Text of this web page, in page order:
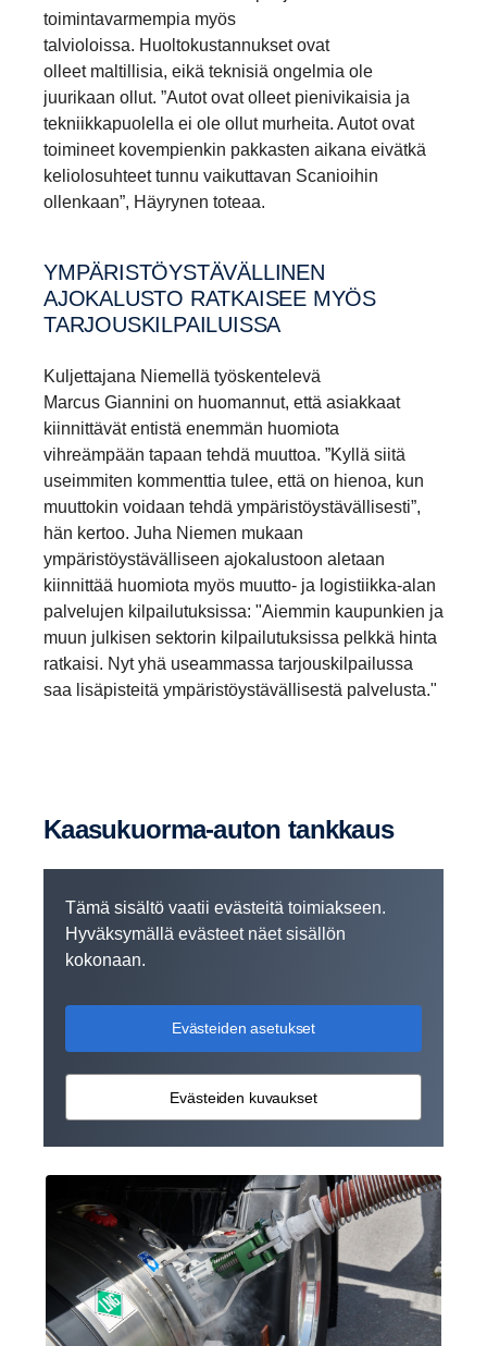
toimintavarmempia myös
talvioloissa. Huoltokustannukset ovat
olleet maltillisia, eikä teknisiä ongelmia ole
juurikaan ollut. ”Autot ovat olleet pienivikaisia ja
tekniikkapuolella ei ole ollut murheita. Autot ovat
toimineet kovempienkin pakkasten aikana eivätkä
keliolosuhteet tunnu vaikuttavan Scanioihin
ollenkaan”, Häyrynen toteaa.
YMPÄRISTÖYSTÄVÄLLINEN
AJOKALUSTO RATKAISEE MYÖS
TARJOUSKILPAILUISSA
Kuljettajana Niemellä työskentelevä
Marcus Giannini on huomannut, että asiakkaat
kiinnittävät entistä enemmän huomiota
vihreämpään tapaan tehdä muuttoa. ”Kyllä siitä
useimmiten kommenttia tulee, että on hienoa, kun
muuttokin voidaan tehdä ympäristöystävällisesti”,
hän kertoo. Juha Niemen mukaan
ympäristöystävälliseen ajokalustoon aletaan
kiinnittää huomiota myös muutto- ja logistiikka-alan
palvelujen kilpailutuksissa: "Aiemmin kaupunkien ja
muun julkisen sektorin kilpailutuksissa pelkkä hinta
ratkaisi. Nyt yhä useammassa tarjouskilpailussa
saa lisäpisteitä ympäristöystävällisestä palvelusta."
Kaasukuorma-​auton tankkaus
Tämä sisältö vaatii evästeitä toimiakseen.
Hyväksymällä evästeet näet sisällön
kokonaan.
Evästeiden asetukset
Evästeiden kuvaukset